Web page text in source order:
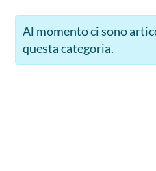
Al momento ci sono
questa categoria.